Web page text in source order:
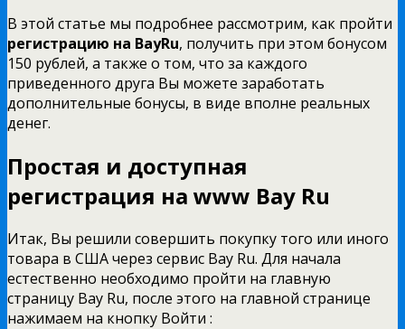
В этой статье мы подробнее рассмотрим, как пройти
регистрацию на BayRu, получить при этом бонусом
150 рублей, а также о том, что за каждого
приведенного друга Вы можете заработать
дополнительные бонусы, в виде вполне реальных
денег.
Простая и доступная
регистрация на www Bay Ru
Итак, Вы решили совершить покупку того или иного
товара в США через сервис Bay Ru. Для начала
естественно необходимо пройти на главную
страницу Bay Ru, после этого на главной странице
нажимаем на кнопку Войти :